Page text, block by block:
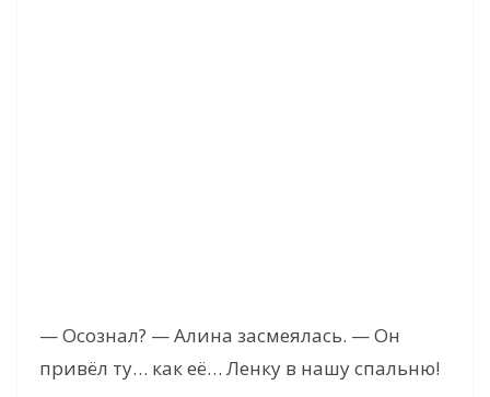
— Осознал? — Алина засмеялась. — Он
привёл ту… как её… Ленку в нашу спальню!